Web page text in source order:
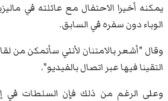
يمكنه أخيرا الاحتفال مع عائلته في
الوباء دون سفره في السابق.
وقال "أشعر بالامتنان لأنني سأتمكن من
التقينا فيها عبر اتصال بالفيديو".
وعلى الرغم من ذلك فإن السلطات في